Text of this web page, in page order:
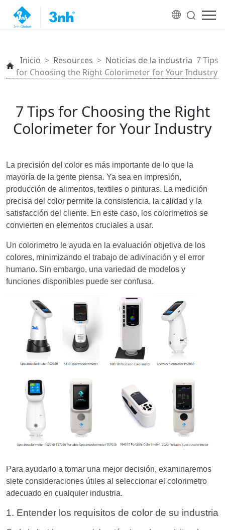
Inicio > Resources > Noticias de la industria 7 Tips
for Choosing the Right Colorimeter for Your Industry
7 Tips for Choosing the Right
Colorimeter for Your Industry
La precisión del color es más importante de lo que la
mayoría de la gente piensa. Ya sea en impresión,
producción de alimentos, textiles o pinturas. La medición
precisa del color permite la consistencia, la calidad y la
satisfacción del cliente. En este caso, los colorimetros se
convierten en elementos cruciales a usar.
Un colorimetro le ayuda en la evaluación objetiva de los
colores, minimizando el trabajo de adivinación y el error
humano. Sin embargo, una variedad de modelos y
funciones disponibles puede ser confusa.
Para ayudarlo a tomar una mejor decisión, examinaremos
siete consideraciones útiles al seleccionar el colorimetro
adecuado en cualquier industria.
1. Entender los requisitos de color de su industria